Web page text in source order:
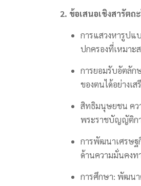
2. ข้อเสนอเชิงสารัต
การแสวงหารูปแ
ปกครองที่เหมาะ
การยอมรับอัตลั
ของตนได้อย่างเ
สิทธิมนุษยชน คว
พระราชบัญญัติกา
การพัฒนาเศรษฐ
ด้านความมั่นคงท
การศึกษา: พัฒนา